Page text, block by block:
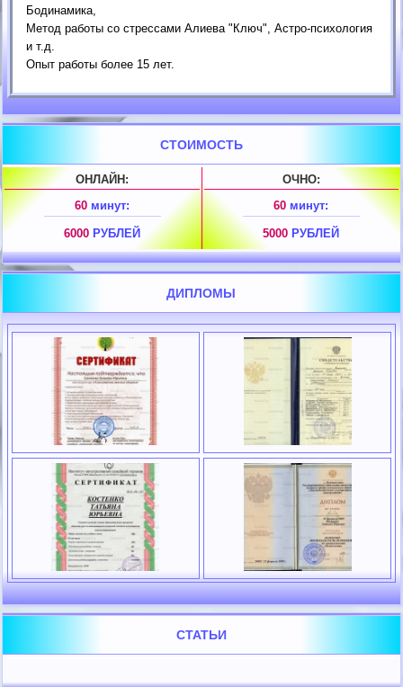
Бодинамика,
Метод работы со стрессами Алиева "Ключ", Астро-психология
и т.д.
Опыт работы более 15 лет.
СТОИМОСТЬ
ОНЛАЙН:
60 минут:
6000 РУБЛЕЙ
ОЧНО:
60 минут:
5000 РУБЛЕЙ
ДИПЛОМЫ
СТАТЬИ